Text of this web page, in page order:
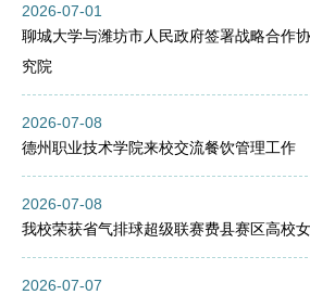
2026-07-01
聊城大学与潍坊市人民政府签署战略合作
究院
2026-07-08
德州职业技术学院来校交流餐饮管理工作
2026-07-08
我校荣获省气排球超级联赛费县赛区高校
2026-07-07